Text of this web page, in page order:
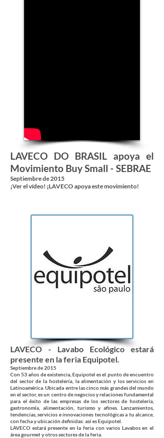
LAVECO DO BRASIL apoya el
Movimiento Buy Small - SEBRAE
Septiembre de 2015
¡Ver el vídeo! ¡LAVECO apoya este movimiento!
LAVECO - Lavabo Ecológico estará
presente en la feria Equipotel.
Septiembre de 2015
Con 53 años de existencia, Equipotel es el punto de encuentro
del sector de la hostelería, la alimentación y los servicios en
Latinoamérica. Ubicada entre las cinco más grandes del mundo
en el sector, es un centro de negocios y relaciones fundamental
para el éxito de las empresas de los sectores de hostelería,
gastronomía, alimentación, turismo y afines. Lanzamientos,
tendencias, servicios e innovaciones tecnológicas a tu alcance,
con fecha y ubicación definidas: así es Equipotel.
LAVECO estará presente en la feria con varios Lavabos en el
área gourmet y otros sectores de la feria.